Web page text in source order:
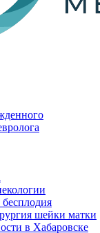
шейки матки
в Хабаровске